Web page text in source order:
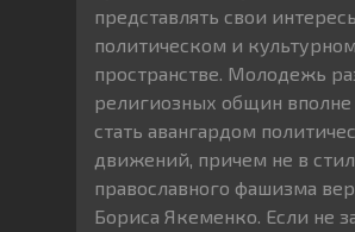
представлять свои
политическом и культурном
пространстве. Молодежь
религиозных общин
стать авангардом
движений, причем не в
православного фашизма
Бориса Якеменко. Если не